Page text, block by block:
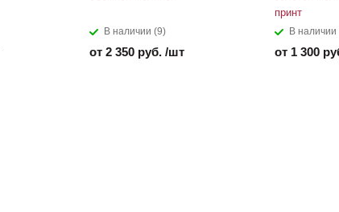
В наличии (9)
от 2 350 руб. /шт
принт
В наличии
от 1 300